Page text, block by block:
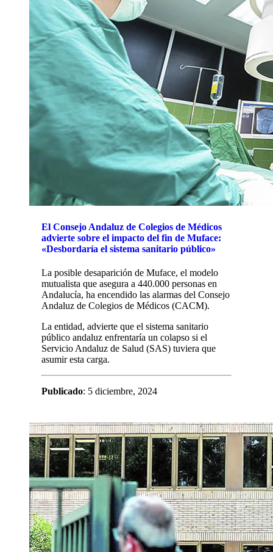
El Consejo Andaluz de Colegios de Médicos
advierte sobre el impacto del fin de Muface:
«Desbordaría el sistema sanitario público»
La posible desaparición de Muface, el modelo
mutualista que asegura a 440.000 personas en
Andalucía, ha encendido las alarmas del Consejo
Andaluz de Colegios de Médicos (CACM).
La entidad, advierte que el sistema sanitario
público andaluz enfrentaría un colapso si el
Servicio Andaluz de Salud (SAS) tuviera que
asumir esta carga.
Publicado: 5 diciembre, 2024